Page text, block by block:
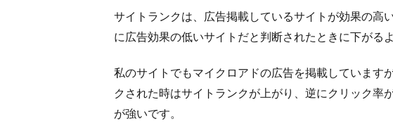
サイトランクは、広告掲載しているサイトが効果の高
に広告効果の低いサイトだと判断されたときに下がるよ
私のサイトでもマイクロアドの広告を掲載しています
クされた時はサイトランクが上がり、逆にクリック率
が強いです。